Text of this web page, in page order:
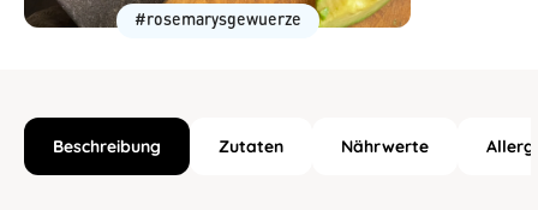
#rosemarysgewuerze
Beschreibung Zutaten Nährwerte